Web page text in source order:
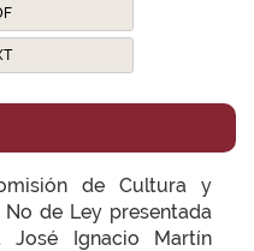
de Cultura y
de Ley presentada
José Ignacio Martín